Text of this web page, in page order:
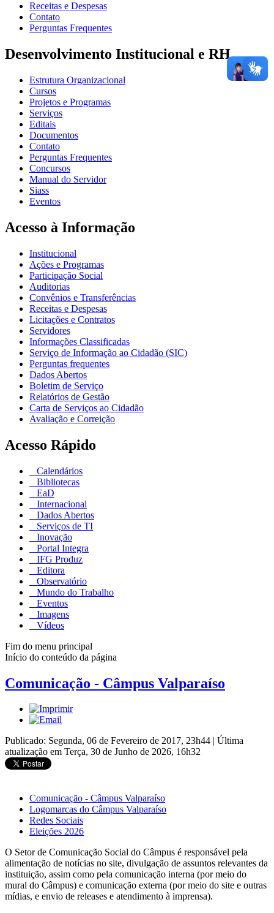
Receitas e Despesas
Contato
Perguntas Frequentes
Desenvolvimento Institucional e RH
Estrutura Organizacional
Cursos
Projetos e Programas
Serviços
Editais
Documentos
Contato
Perguntas Frequentes
Concursos
Manual do Servidor
Siass
Eventos
Acesso à Informação
Institucional
Ações e Programas
Participação Social
Auditorias
Convênios e Transferências
Receitas e Despesas
Licitações e Contratos
Servidores
Informações Classificadas
Serviço de Informação ao Cidadão (SIC)
Perguntas frequentes
Dados Abertos
Boletim de Serviço
Relatórios de Gestão
Carta de Serviços ao Cidadão
Avaliação e Correição
Acesso Rápido
Calendários
Bibliotecas
EaD
Internacional
Dados Abertos
Serviços de TI
Inovação
Portal Integra
IFG Produz
Editora
Observatório
Mundo do Trabalho
Eventos
Imagens
Vídeos
Fim do menu principal
Início do conteúdo da página
Comunicação - Câmpus Valparaíso
Publicado: Segunda, 06 de Fevereiro de 2017, 23h44 | Última
atualização em Terça, 30 de Junho de 2026, 16h32
Comunicação - Câmpus Valparaíso
Logomarcas do Câmpus Valparaíso
Redes Sociais
Eleições 2026
O Setor de Comunicação Social do Câmpus é responsável pela
alimentação de notícias no site, divulgação de assuntos relevantes da
instituição, assim como pela comunicação interna (por meio do
mural do Câmpus) e comunicação externa (por meio do site e outras
mídias, e envio de releases e atendimento à imprensa).